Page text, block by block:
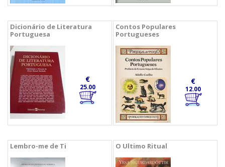
Dicionário de Literatura
Portuguesa
€
25.00
Contos Populares
Portugueses
€
12.00
Lembro-me de Ti O Ultimo Ritual